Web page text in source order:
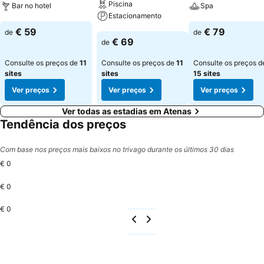
Bar no hotel
Ver preços
de € 59
Consulte os preços de 11
sites
Ver preços
Piscina
Estacionamento
Ver preços
de € 69
Consulte os preços de 11
sites
Ver preços
Spa
Ver preços
de € 79
Consulte os preços
15 sites
Ver preços
Ver todas as estadias em Atenas
Tendência dos preços
Com base nos preços mais baixos no trivago durante os últimos 30 dias
€ 0
€ 0
€ 0